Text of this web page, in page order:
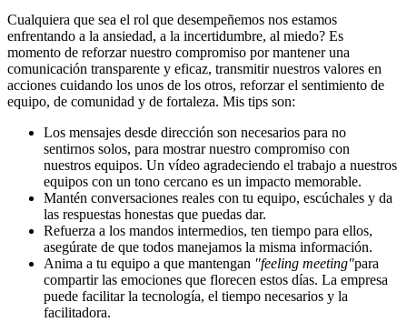
Cualquiera que sea el rol que desempeñemos nos estamos
enfrentando a la ansiedad, a la incertidumbre, al miedo? Es
momento de reforzar nuestro compromiso por mantener una
comunicación transparente y eficaz, transmitir nuestros valores en
acciones cuidando los unos de los otros, reforzar el sentimiento de
equipo, de comunidad y de fortaleza. Mis tips son:
Los mensajes desde dirección son necesarios para no
sentirnos solos, para mostrar nuestro compromiso con
nuestros equipos. Un vídeo agradeciendo el trabajo a nuestros
equipos con un tono cercano es un impacto memorable.
Mantén conversaciones reales con tu equipo, escúchales y da
las respuestas honestas que puedas dar.
Refuerza a los mandos intermedios, ten tiempo para ellos,
asegúrate de que todos manejamos la misma información.
Anima a tu equipo a que mantengan "feeling meeting"para
compartir las emociones que florecen estos días. La empresa
puede facilitar la tecnología, el tiempo necesarios y la
facilitadora.